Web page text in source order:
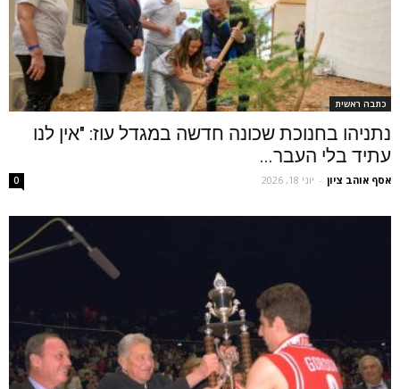
כתבה ראשית
נתניהו בחנוכת שכונה חדשה במגדל עוז: "אין לנו
עתיד בלי העבר...
אסף אוהב ציון - יוני 18, 2026 0